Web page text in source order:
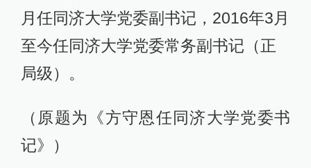
月任同济大学党委副书记，2016年3月
至今任同济大学党委常务副书记（正
局级）。
（原题为《方守恩任同济大学党委书
记》）